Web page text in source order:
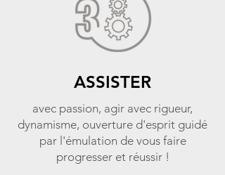
ASSISTER
avec passion, agir avec rigueur,
dynamisme, ouverture d'esprit guidé
par l'émulation de vous faire
progresser et réussir !